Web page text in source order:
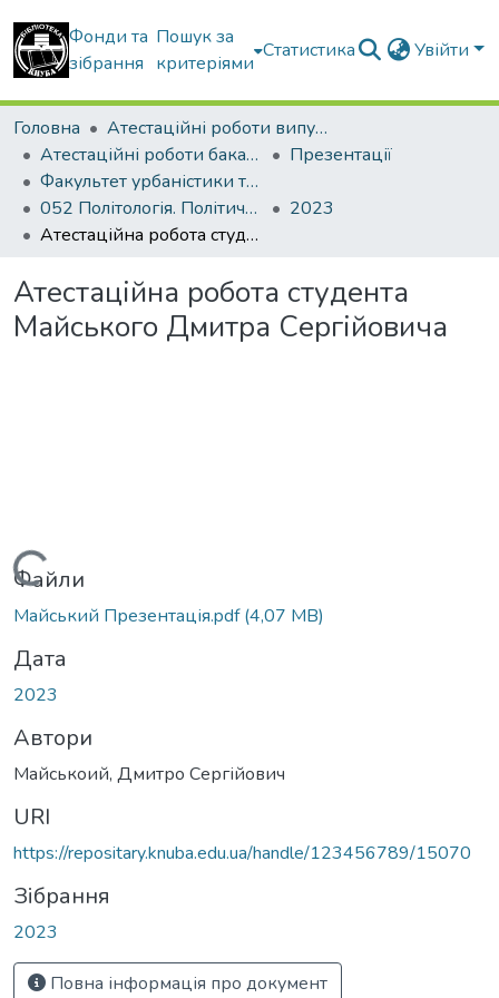
Фонди та
зібрання
Пошук за
критеріями
Статистика Увійти
Головна
Атестаційні роботи випускників
Атестаційні роботи бакалаврів
Презентації
Факультет урбаністики та просторового планування
052 Політологія. Політичний менеджмент
2023
Атестаційна робота студента Майського Дмитра Сергійовича
Атестаційна робота студента
Майського Дмитра Сергійовича
Вантажиться...
Файли
Майський Презентація.pdf(4,07 MB)
Дата
2023
Автори
Майськоий, Дмитро Сергійович
URI
https://repositary.knuba.edu.ua/handle/123456789/15070
Зібрання
2023
Повна інформація про документ